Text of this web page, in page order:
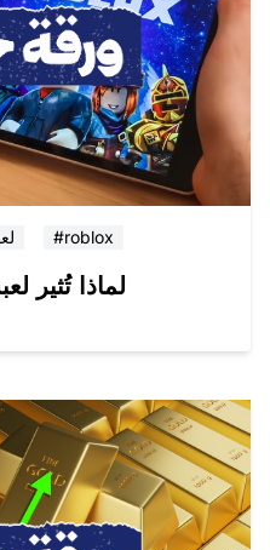
#roblox
لماذا تُثير